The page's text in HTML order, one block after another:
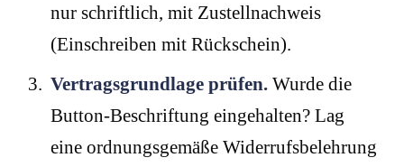
nur schriftlich, mit Zustellnachweis
(Einschreiben mit Rückschein).
Vertragsgrundlage prüfen. Wurde die
Button-Beschriftung eingehalten? Lag
eine ordnungsgemäße Widerrufsbelehrung